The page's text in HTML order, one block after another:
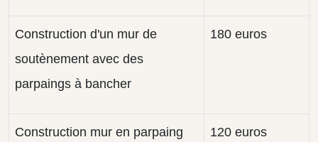
Construction d'un mur de
soutènement avec des
parpaings à bancher
180 euros
Construction mur en parpaing
120 euros